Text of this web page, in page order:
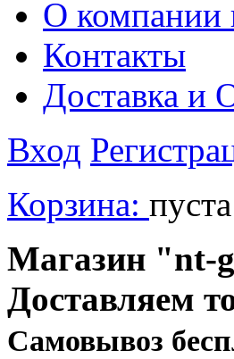
О компании
Контакты
Доставка и
Вход
Корзина: пуста
Магазин "nt-
Доставляем
Cамовывоз